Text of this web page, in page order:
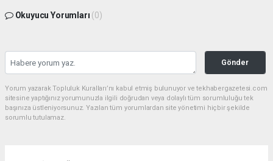
Okuyucu Yorumları (0)
Gönder
Yorum yazarak Topluluk Kuralları’nı kabul etmiş bulunuyor ve tekhabergazetesi.com
sitesine yaptığınız yorumunuzla ilgili doğrudan veya dolaylı tüm sorumluluğu tek
başınıza üstleniyorsunuz. Yazılan tüm yorumlardan site yönetimi hiçbir şekilde
sorumlu tutulamaz.